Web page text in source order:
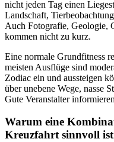
nicht jeden Tag einen
Landschaft,
Auch Fotografie, Geologie,
kommen nicht zu kurz.
Eine normale Grundfitness
meisten Ausflüge sind
Zodiac ein und aussteigen
über unebene Wege, nasse
Gute Veranstalter
Warum eine
Kreuzfahrt sinnvoll ist